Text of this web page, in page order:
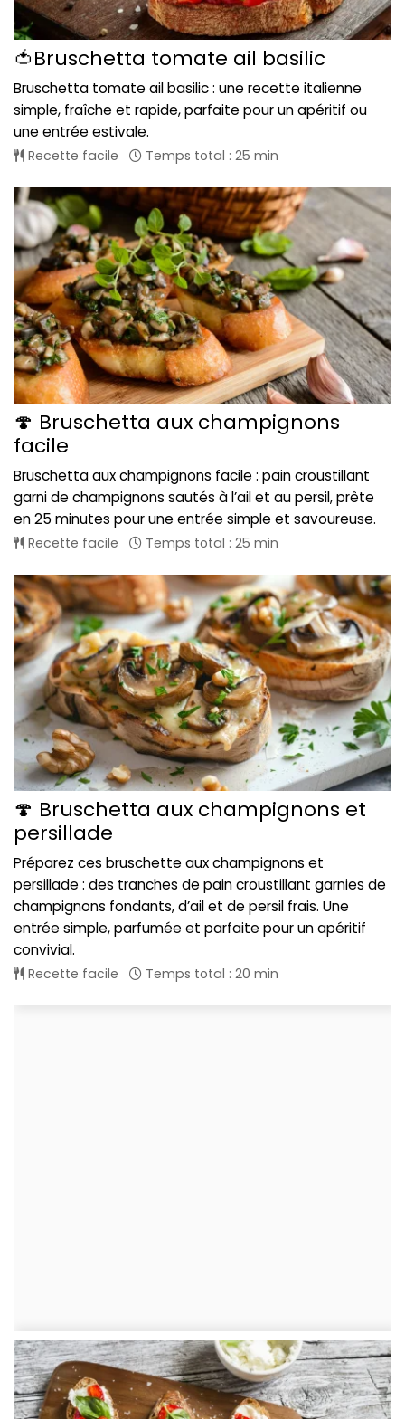
🍅Bruschetta tomate ail basilic
Bruschetta tomate ail basilic : une recette italienne
simple, fraîche et rapide, parfaite pour un apéritif ou
une entrée estivale.
Recette facile Temps total : 25 min
🍄 Bruschetta aux champignons
facile
Bruschetta aux champignons facile : pain croustillant
garni de champignons sautés à l’ail et au persil, prête
en 25 minutes pour une entrée simple et savoureuse.
Recette facile Temps total : 25 min
🍄 Bruschetta aux champignons et
persillade
Préparez ces bruschette aux champignons et
persillade : des tranches de pain croustillant garnies de
champignons fondants, d’ail et de persil frais. Une
entrée simple, parfumée et parfaite pour un apéritif
convivial.
Recette facile Temps total : 20 min